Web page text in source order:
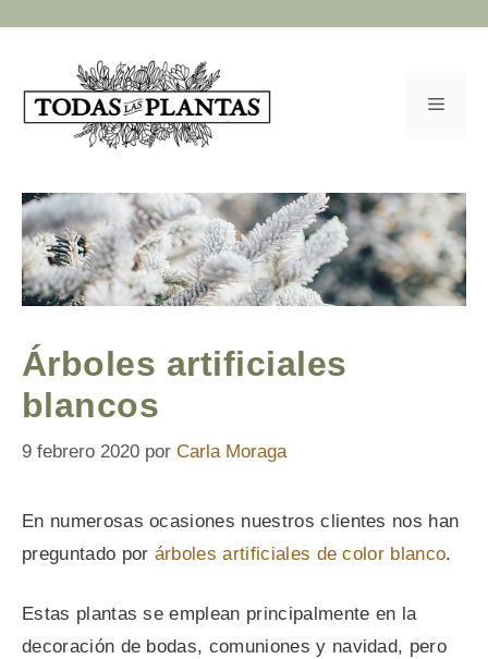
Menú
Árboles artificiales
blancos
9 febrero 2020 por Carla Moraga
En numerosas ocasiones nuestros clientes nos han
preguntado por árboles artificiales de color blanco.
Estas plantas se emplean principalmente en la
decoración de bodas, comuniones y navidad, pero